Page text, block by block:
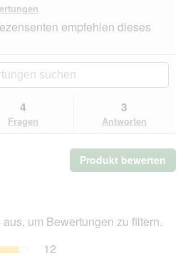
dieser
Aktion
du
zu
den
empfehlen dieses
4
Fragen
3
Antworten
Produkt bewerten
Mit
um Bewertungen zu filtern.
12